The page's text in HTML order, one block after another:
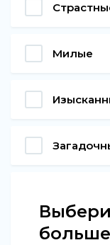
Милые
больше